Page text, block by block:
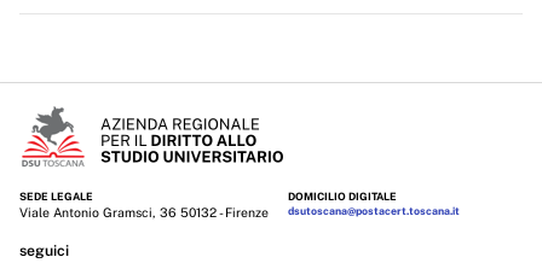
Sovvenzioni, contributi, sussidi, vantaggi economici
Bilanci
SEDE LEGALE
Viale Antonio Gramsci, 36 50132 - Firenze
DOMICILIO DIGITALE
dsutoscana@postacert.toscana.it
seguici